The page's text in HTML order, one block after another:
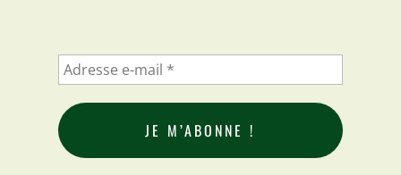
Adresse
e-
mail
*